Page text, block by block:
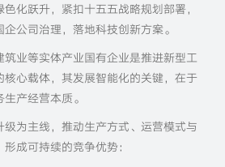
化跃升，紧扣十五五战略规划部署，
公司治理，落地科技创新方案。
筑业等实体产业国有企业是推进新型工
核心载体，其发展智能化的关键，在于
产经营本质。
级为主线，推动生产方式、运营模式与
成可持续的竞争优势：